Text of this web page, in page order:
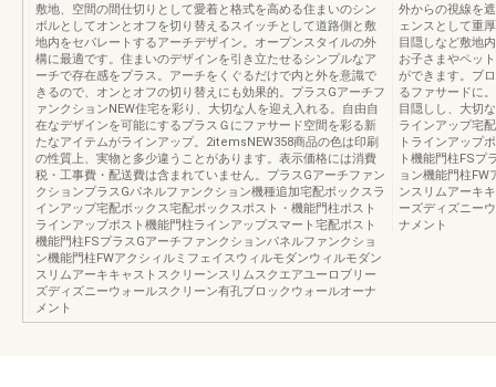
敷地、空間の間仕切りとして愛着と格式を高める住まいのシン
ボルとしてオンとオフを切り替えるスイッチとして道路側と敷
地内をセパレートするアーチデザイン。オープンスタイルの外
構に最適です。住まいのデザインを引き立たせるシンプルなア
ーチで存在感をプラス。アーチをくぐるだけで内と外を意識で
きるので、オンとオフの切り替えにも効果的。プラスGアーチフ
ァンクションNEW住宅を彩り、大切な人を迎え入れる。自由自
在なデザインを可能にするプラスＧにファサード空間を彩る新
たなアイテムがラインアップ。2itemsNEW358商品の色は印刷
の性質上、実物と多少違うことがあります。表示価格には消費
税・工事費・配送費は含まれていません。プラスGアーチファン
クションプラスGパネルファンクション機種追加宅配ボックスラ
インアップ宅配ボックス宅配ボックスポスト・機能門柱ポスト
ラインアップポスト機能門柱ラインアップスマート宅配ポスト
機能門柱FSプラスGアーチファンクションパネルファンクショ
ン機能門柱FWアクシィルミフェイスウィルモダンウィルモダン
スリムアーキキャストスクリーンスリムスクエアユーロブリー
ズディズニーウォールスクリーン有孔ブロックウォールオーナ
メント
外からの視線を
ェンスとして重
目隠しなど敷地
お子さまやペッ
ができます。ブ
るファサードに
目隠しし、大切
ラインアップ宅
トラインアップ
ト機能門柱FSプ
ョン機能門柱
ンスリムアーキ
ーズディズニー
ナメント